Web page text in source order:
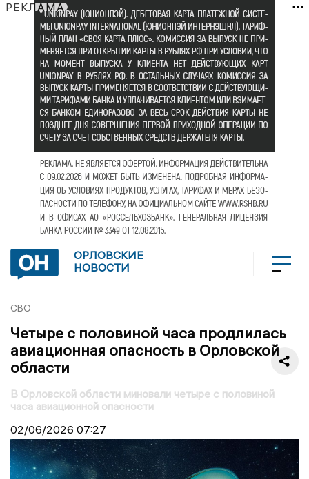
РЕКЛАМА
ОРЛОВСКИЕ
НОВОСТИ
СВО
Четыре с половиной часа продлилась
авиационная опасность в Орловской
области
В Орловской области миновали четыре с половиной
часа авиационной опасности
02/06/2026 07:27